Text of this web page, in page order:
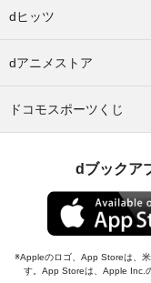
dヒッツ
dアニメストア
ドコモスポーツくじ
dブックア
Appleのロゴ、App Storeは、
す。App Storeは、Apple Inc.